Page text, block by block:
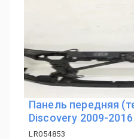
Панель передняя
Discovery 2009-
LR054853